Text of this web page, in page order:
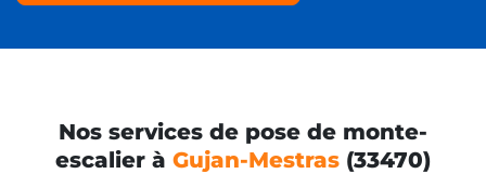
Nos services de pose de monte-
escalier à Gujan-Mestras (33470)